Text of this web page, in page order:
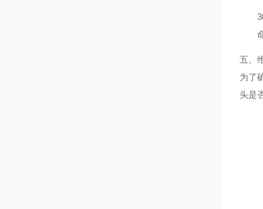
五、
为了
头是